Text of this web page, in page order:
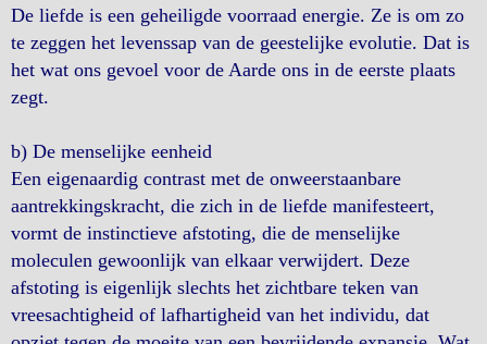
De liefde is een geheiligde voorraad energie. Ze is om zo
te zeggen het levenssap van de geestelijke evolutie. Dat is
het wat ons gevoel voor de Aarde ons in de eerste plaats
zegt.
b) De menselijke eenheid
Een eigenaardig contrast met de onweerstaanbare
aantrekkingskracht, die zich in de liefde manifesteert,
vormt de instinctieve afstoting, die de menselijke
moleculen gewoonlijk van elkaar verwijdert. Deze
afstoting is eigenlijk slechts het zichtbare teken van
vreesachtigheid of lafhartigheid van het individu, dat